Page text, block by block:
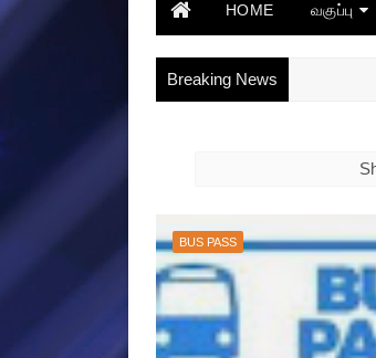
HOME வகுப்பு
Breaking News
BUS PASS